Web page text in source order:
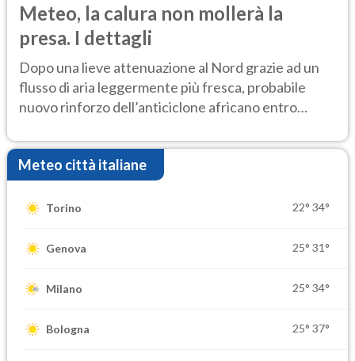
Meteo, la calura non mollerà la
presa. I dettagli
Dopo una lieve attenuazione al Nord grazie ad un
flusso di aria leggermente più fresca, probabile
nuovo rinforzo dell’anticiclone africano entro
Meteo città italiane
Torino 22° 34°
Genova 25° 31°
Milano 25° 34°
Bologna 25° 37°